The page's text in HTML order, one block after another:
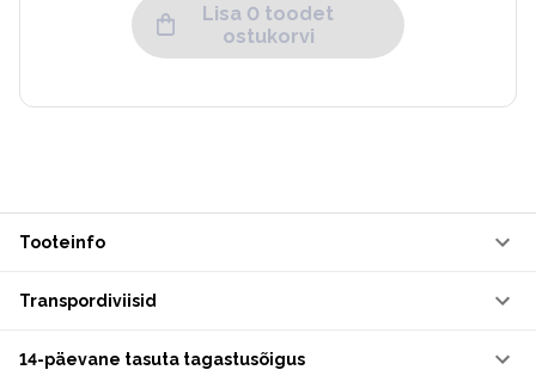
Lisa 0 toodet
ostukorvi
Tooteinfo
Transpordiviisid
14-päevane tasuta tagastusõigus